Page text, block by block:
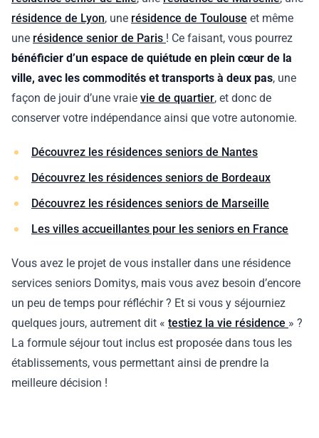
résidence de Lyon, une résidence de Toulouse et même
une résidence senior de Paris ! Ce faisant, vous pourrez
bénéficier d’un espace de quiétude en plein cœur de la
ville, avec les commodités et transports à deux pas, une
façon de jouir d’une vraie vie de quartier, et donc de
conserver votre indépendance ainsi que votre autonomie.
Découvrez les résidences seniors de Nantes
Découvrez les résidences seniors de Bordeaux
Découvrez les résidences seniors de Marseille
Les villes accueillantes pour les seniors en France
Vous avez le projet de vous installer dans une résidence
services seniors Domitys, mais vous avez besoin d’encore
un peu de temps pour réfléchir ? Et si vous y séjourniez
quelques jours, autrement dit « testiez la vie résidence » ?
La formule séjour tout inclus est proposée dans tous les
établissements, vous permettant ainsi de prendre la
meilleure décision !